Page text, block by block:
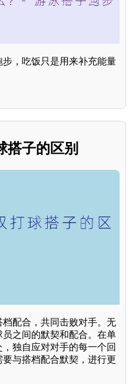
，吃饭只是用来补充能量
搭子的区别
配合，共同击败对手。无
之间的默契和配合。在单
独自应对对手的每一个回
与搭档配合默契，进行更